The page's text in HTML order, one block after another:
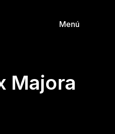
Menú
Majora